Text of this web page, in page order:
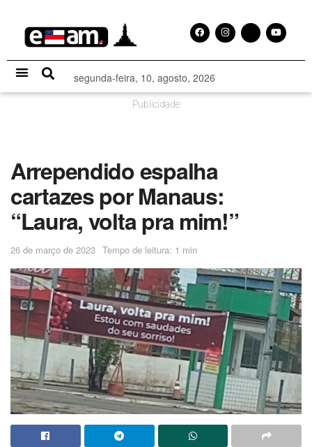
segunda-feira, 10, agosto, 2026
Publicidade
Arrependido espalha
cartazes por Manaus:
“Laura, volta pra mim!”
26 de março de 2023 Tempo de leitura: 1 min